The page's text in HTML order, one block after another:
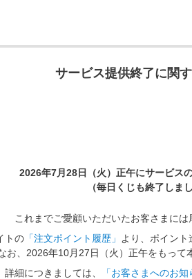
サービス提供終了に関
2026年7月28日（火）正午にサービス
（毎日くじも終了しま
これまでご愛顧いただいたお客さまには
トの 「注文ポイント履歴」
より、ポイント
お、2026年10月27日（火）正午をもって
詳細につきましては、
「お客さまへのお知